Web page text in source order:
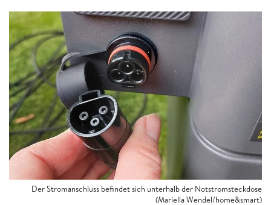
Der Stromanschluss befindet sich unterhalb der Notstromsteckdose
(Mariella Wendel/home&smart)